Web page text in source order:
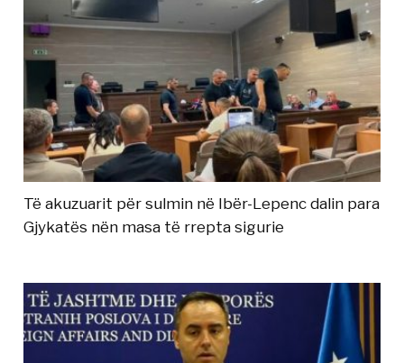
Të akuzuarit për sulmin në Ibër-Lepenc dalin para
Gjykatës nën masa të rrepta sigurie